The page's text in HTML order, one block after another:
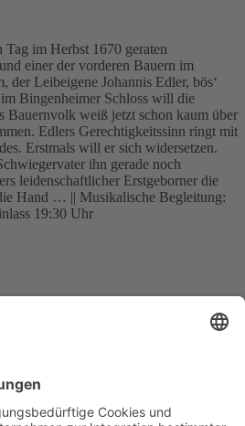
im Herbst 1670 geraten
einer der vorderen Bauern im
der Leibeigene Johannis Edler, bös‘
Bingenheimer Schloss will die
Bauernvolk weiß jetzt schon kaum über
Edlers Gerechtigkeitssinn ringt mit
Erstmals will er sich widersetzen.
ihn gerade noch
leidenschaftlicher Erstgeborner die
Hand … || Musikalische Begleitung:
19:30 Uhr
und Geschichte in Trier und Dublin
bei den F.A.Z.-Länderdiensten.
Promotionsstudiums an der